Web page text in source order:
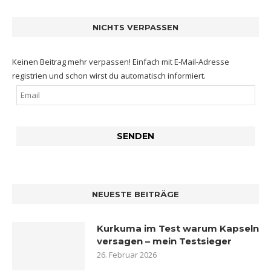
NICHTS VERPASSEN
Keinen Beitrag mehr verpassen! Einfach mit E-Mail-Adresse
registrien und schon wirst du automatisch informiert.
NEUESTE BEITRÄGE
Kurkuma im Test warum Kapseln
versagen – mein Testsieger
26. Februar 2026